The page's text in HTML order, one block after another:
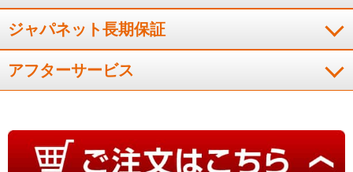
ジャパネット長期保証
アフターサービス